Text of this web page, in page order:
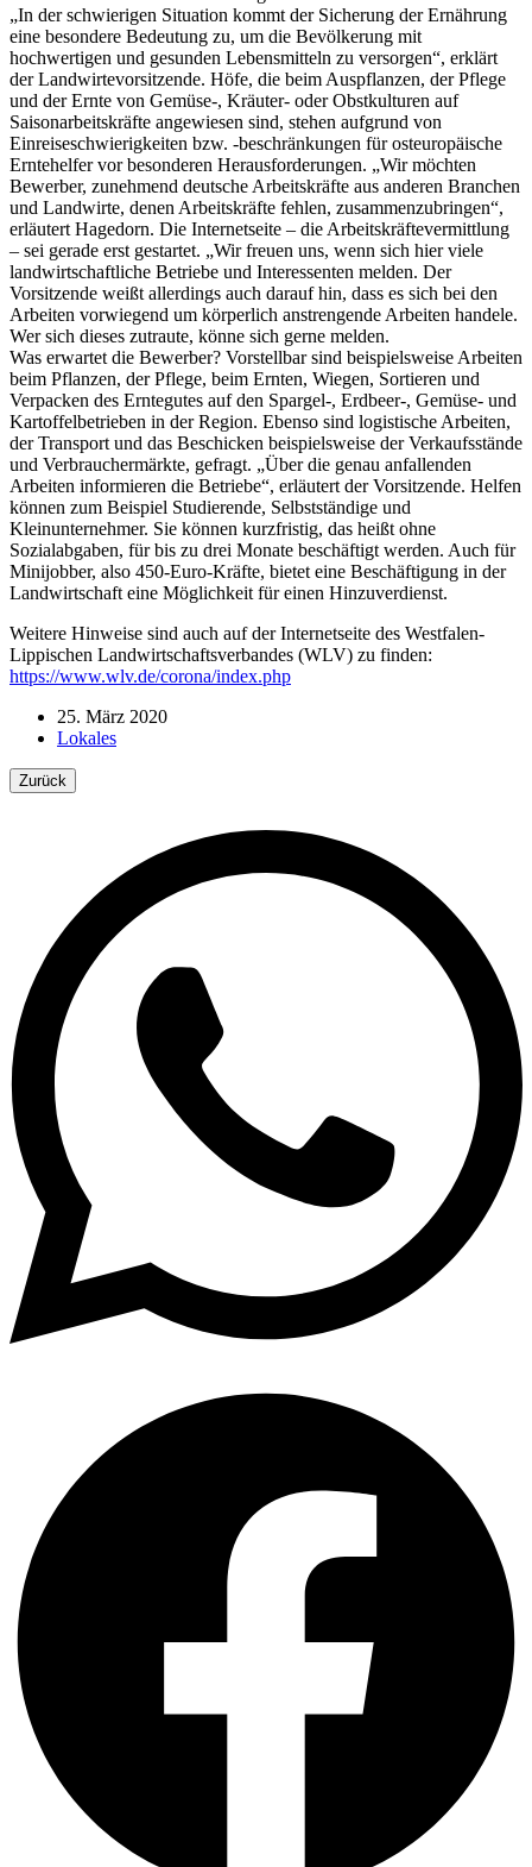
„In der schwierigen Situation kommt der Sicherung der Ernährung
eine besondere Bedeutung zu, um die Bevölkerung mit
hochwertigen und gesunden Lebensmitteln zu versorgen“, erklärt
der Landwirtevorsitzende. Höfe, die beim Auspflanzen, der Pflege
und der Ernte von Gemüse-, Kräuter- oder Obstkulturen auf
Saisonarbeitskräfte angewiesen sind, stehen aufgrund von
Einreiseschwierigkeiten bzw. -beschränkungen für osteuropäische
Erntehelfer vor besonderen Herausforderungen. „Wir möchten
Bewerber, zunehmend deutsche Arbeitskräfte aus anderen Branchen
und Landwirte, denen Arbeitskräfte fehlen, zusammenzubringen“,
erläutert Hagedorn. Die Internetseite – die Arbeitskräftevermittlung
– sei gerade erst gestartet. „Wir freuen uns, wenn sich hier viele
landwirtschaftliche Betriebe und Interessenten melden. Der
Vorsitzende weißt allerdings auch darauf hin, dass es sich bei den
Arbeiten vorwiegend um körperlich anstrengende Arbeiten handele.
Wer sich dieses zutraute, könne sich gerne melden.
Was erwartet die Bewerber? Vorstellbar sind beispielsweise Arbeiten
beim Pflanzen, der Pflege, beim Ernten, Wiegen, Sortieren und
Verpacken des Erntegutes auf den Spargel-, Erdbeer-, Gemüse- und
Kartoffelbetrieben in der Region. Ebenso sind logistische Arbeiten,
der Transport und das Beschicken beispielsweise der Verkaufsstände
und Verbrauchermärkte, gefragt. „Über die genau anfallenden
Arbeiten informieren die Betriebe“, erläutert der Vorsitzende. Helfen
können zum Beispiel Studierende, Selbstständige und
Kleinunternehmer. Sie können kurzfristig, das heißt ohne
Sozialabgaben, für bis zu drei Monate beschäftigt werden. Auch für
Minijobber, also 450-Euro-Kräfte, bietet eine Beschäftigung in der
Landwirtschaft eine Möglichkeit für einen Hinzuverdienst.
Weitere Hinweise sind auch auf der Internetseite des Westfalen-
Lippischen Landwirtschaftsverbandes (WLV) zu finden:
https://www.wlv.de/corona/index.php
25. März 2020
Lokales